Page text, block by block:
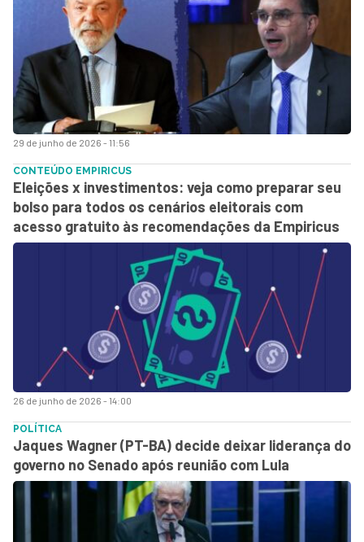
29 de junho de 2026 - 11:56
26 de junho de 2026 - 14:00
CONTEÚDO EMPIRICUS
Eleições x investimentos: veja como preparar seu
bolso para todos os cenários eleitorais com
acesso gratuito às recomendações da Empiricus
POLÍTICA
Jaques Wagner (PT-BA) decide deixar liderança do
governo no Senado após reunião com Lula